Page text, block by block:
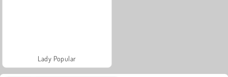
Lady Popular